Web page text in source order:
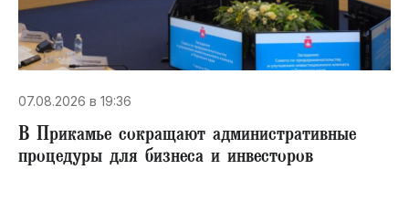
07.08.2026 в 19:36
В Прикамье сокращают административные
процедуры для бизнеса и инвесторов